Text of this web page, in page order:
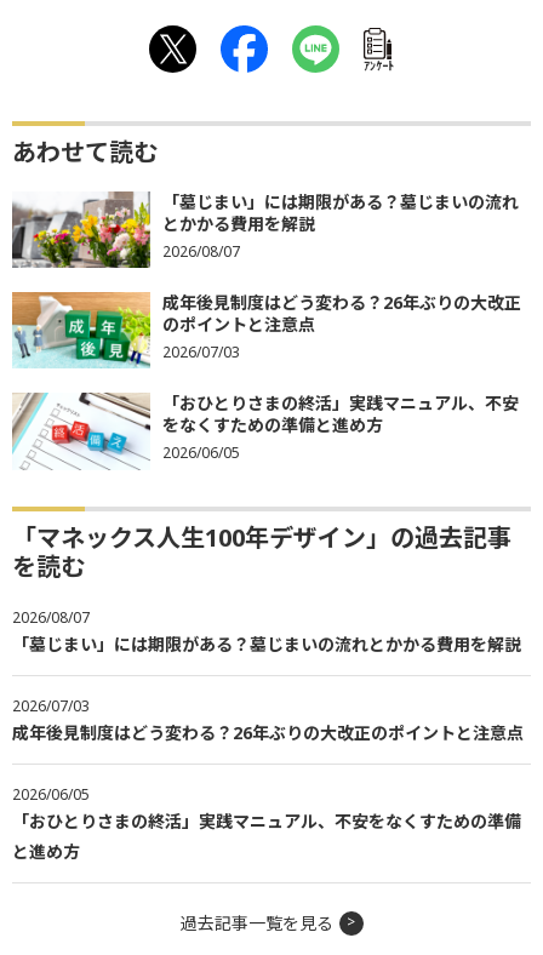
ｱﾝｹｰﾄ
あわせて読む
「墓じまい」には期限がある？墓じまいの流れ
とかかる費用を解説
2026/08/07
成年後見制度はどう変わる？26年ぶりの大改正
のポイントと注意点
2026/07/03
「おひとりさまの終活」実践マニュアル、不安
をなくすための準備と進め方
2026/06/05
「マネックス人生100年デザイン」の過去記事
を読む
2026/08/07
「墓じまい」には期限がある？墓じまいの流れとかかる費用を解説
2026/07/03
成年後見制度はどう変わる？26年ぶりの大改正のポイントと注意点
2026/06/05
「おひとりさまの終活」実践マニュアル、不安をなくすための準備
と進め方
過去記事一覧を見る